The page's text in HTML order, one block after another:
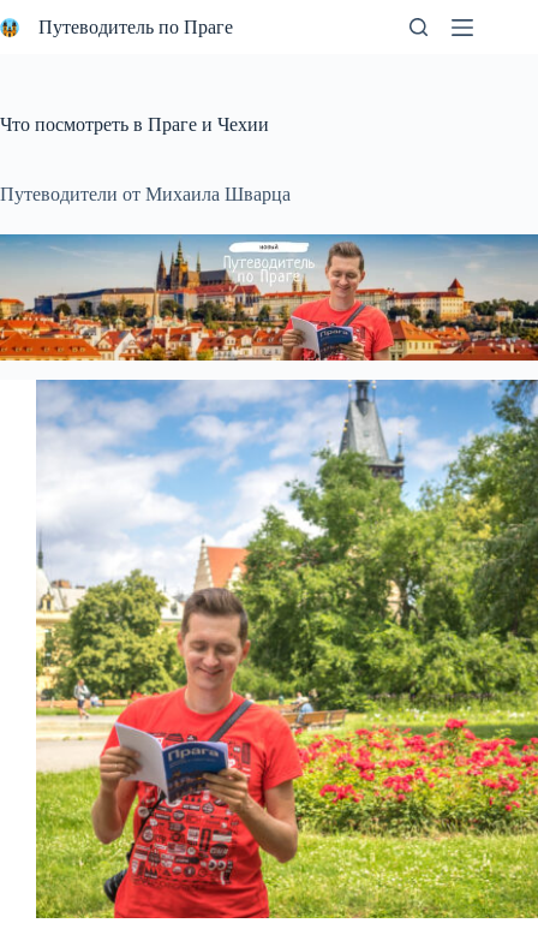
к
Путеводитель по Праге
Что посмотреть в Праге и Чехии
Путеводители от Михаила Шварца